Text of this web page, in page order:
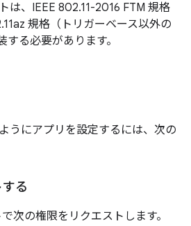
は、IEEE 802.11-2016 FTM 規格
規格（トリガーベース以外の
る必要があります。
うにアプリを設定するには、次の
る
次の権限をリクエストします。